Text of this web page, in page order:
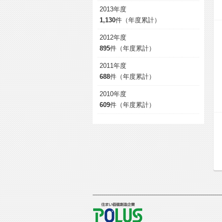
2013年度
1,130件（年度累計）
2012年度
895件（年度累計）
2011年度
688件（年度累計）
2010年度
609件（年度累計）